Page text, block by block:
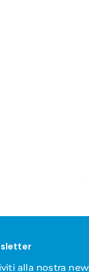
alla nostra